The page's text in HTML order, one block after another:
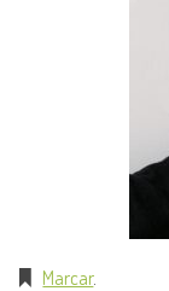
Marcar.